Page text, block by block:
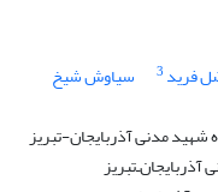
فرید 3 سیاوش شیخ
مدنی آذربایجان-تبریز